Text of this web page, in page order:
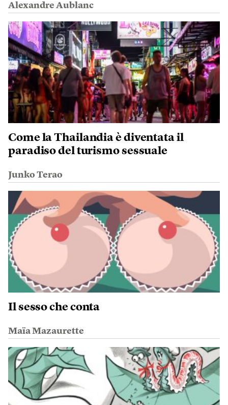
Alexandre Aublanc
Come la Thailandia è diventata il
paradiso del turismo sessuale
Junko Terao
Il sesso che conta
Maïa Mazaurette